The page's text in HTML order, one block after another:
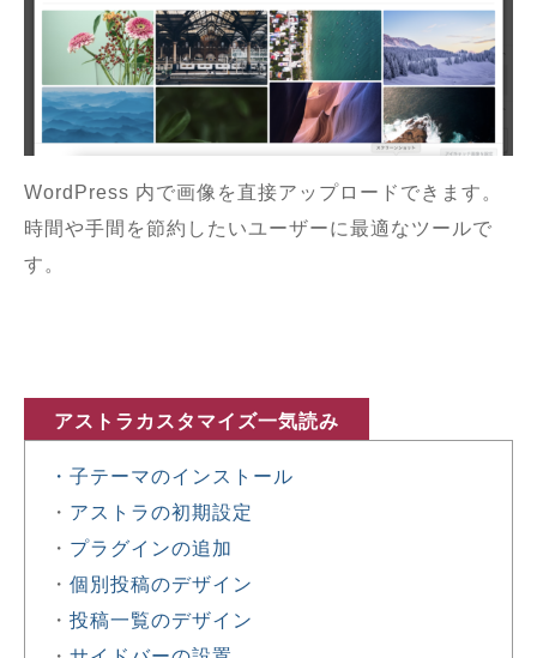
WordPress 内で画像を直接アップロードできます。
時間や手間を節約したいユーザーに最適なツールで
す。
アストラカスタマイズ一気読み
・子テーマのインストール
・ アストラの初期設定
・ プラグインの追加
・ 個別投稿のデザイン
・ 投稿一覧のデザイン